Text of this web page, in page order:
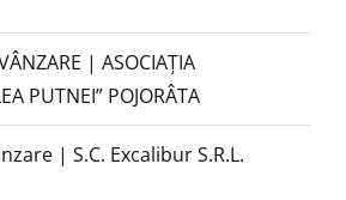
| ASOCIAȚIA
PUTNEI” POJORÂTA
| S.C. Excalibur S.R.L.